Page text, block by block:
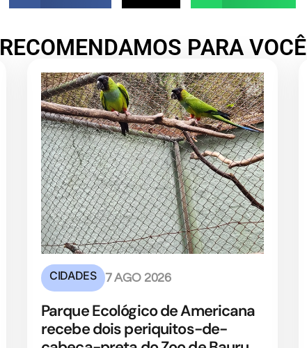
RECOMENDAMOS PARA VOCÊ
CIDADES 7 AGO 2026
Parque Ecológico de Americana
recebe dois periquitos-de-